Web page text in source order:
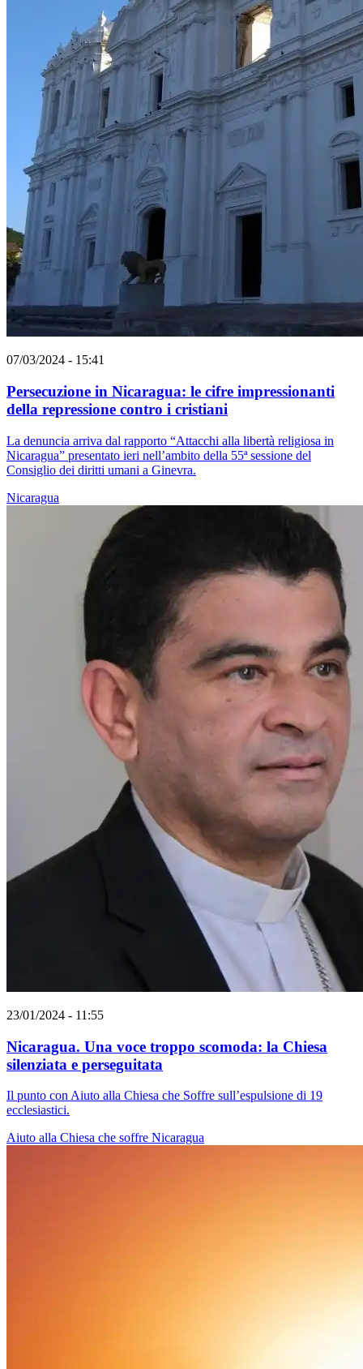
07/03/2024 - 15:41
Persecuzione in Nicaragua: le cifre impressionanti
della repressione contro i cristiani
La denuncia arriva dal rapporto “Attacchi alla libertà religiosa in
Nicaragua” presentato ieri nell’ambito della 55ª sessione del
Consiglio dei diritti umani a Ginevra.
Nicaragua
23/01/2024 - 11:55
Nicaragua. Una voce troppo scomoda: la Chiesa
silenziata e perseguitata
Il punto con Aiuto alla Chiesa che Soffre sull’espulsione di 19
ecclesiastici.
Aiuto alla Chiesa che soffre Nicaragua